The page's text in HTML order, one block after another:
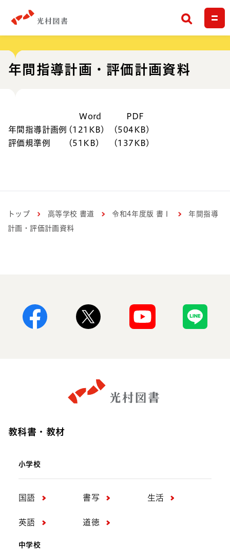
検索
年間指導計画・評価計画資料
Word
PDF
年間指導計画例
(121KB)
(504KB)
評価規準例
(51KB) (137KB)
トップ 高等学校 書道 令和4年度版 書Ⅰ
年間指導
計画・評価計画資料
教科書・教材
小学校
国語 書写 生活
英語 道徳
中学校